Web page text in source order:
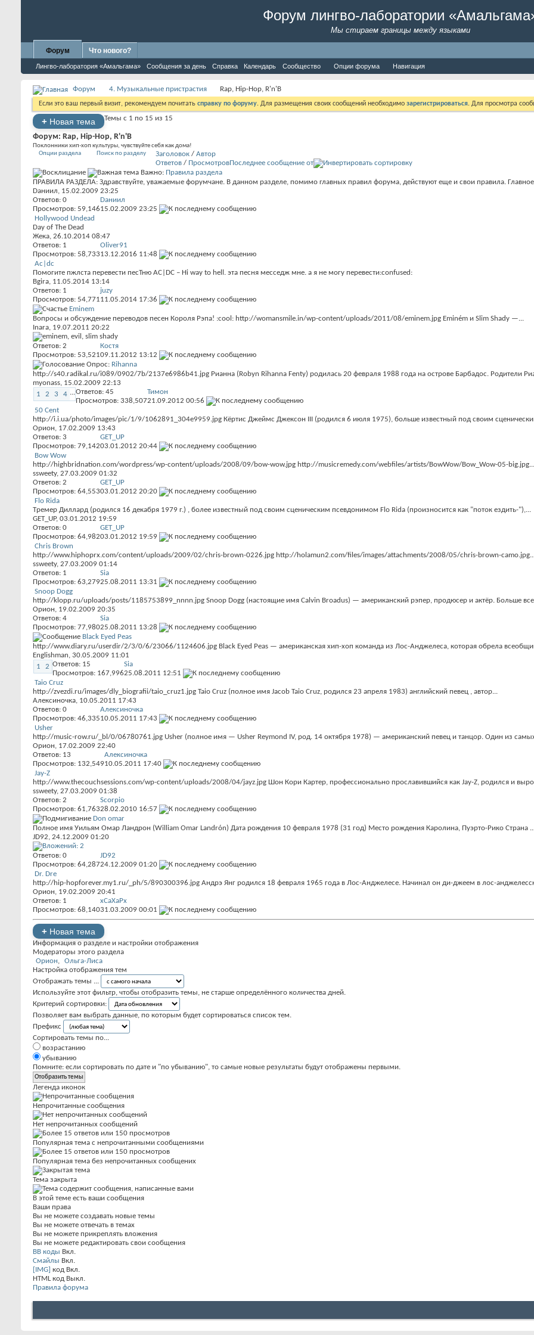
Форум лингво-лаборатории
Мы стираем границы между языками
Форум
Лингво-лаборатория «Амальгама» Сообщения за день Справка Календарь Сообщество Опции форума Навигация
Что нового?
Форум 4. Музыкальные пристрастия Rap, Hip-Hop, R'n'B
Если это ваш первый визит, рекомендуем почитать справку по форуму. Для размещения своих сообщений необходимо зарегистрироваться. Для просмотра
+ Новая тема Темы с 1 по 15 из 15
Форум: Rap, Hip-Hop, R'n'B
Поклонники хип-хоп культуры, чувствуйте себя как дома!
Опции раздела
Поиск по разделу Заголовок / Автор
Ответов / ПросмотровПоследнее сообщение от
Важно: Правила раздела
ПРАВИЛА РАЗДЕЛА: Здравствуйте, уважаемые форумчане. В данном разделе, помимо главных правил форума, действуют еще и свои правила.
Dаниил, 15.02.2009 23:25
Ответов: 0
Просмотров: 59,146
Dаниил
15.02.2009 23:25
Hollywood Undead
Day of The Dead
Жека, 26.10.2014 08:47
Ответов: 1
Просмотров: 58,733
Oliver91
13.12.2016 11:48
Ac|dc
Помогите пжлста перевести песТню AC|DC – Hi way to hell. эта песня месседж мне. а я не могу перевести:confused:
Bgira, 11.05.2014 13:14
Ответов: 1
Просмотров: 54,771
juzy
11.05.2014 17:36
Eminem
Вопросы и обсуждение переводов песен Короля Рэпа! :cool: http://womansmile.in/wp-content/uploads/2011/08/eminem.jpg Eminém и Slim Shady —...
Inara, 19.07.2011 20:22
Ответов: 2
Просмотров: 53,521
Костя
09.11.2012 13:12
Опрос: Rihanna
http://s40.radikal.ru/i089/0902/7b/2137e6986b41.jpg Рианна (Robyn Rihanna Fenty) родилась 20 февраля 1988 года на острове Барбадос. Родители
myonass, 15.02.2009 22:13
1
2 3 ...
4 Ответов: 45
Просмотров: 338,507
Тимон
21.09.2012 00:56
50 Cent
http://i.i.ua/photo/images/pic/1/9/1062891_304e9959.jpg Кёртис Джеймс Джексон III (родился 6 июля 1975), больше известный под своим
Орион, 17.02.2009 13:43
Ответов: 3
Просмотров: 79,142
GET_UP
03.01.2012 20:44
Bow Wow
http://highbridnation.com/wordpress/wp-content/uploads/2008/09/bow-wow.jpg http://musicremedy.com/webfiles/artists/BowWow/Bow_Wow-05-big.jpg...
ssweety, 27.03.2009 01:32
Ответов: 2
Просмотров: 64,553
GET_UP
03.01.2012 20:20
Flo Rida
Tремер Диллард (родился 16 декабря 1979 г.) , более известный под своим сценическим псевдонимом Flo Rida (произносится как "поток ездить-"),...
GET_UP, 03.01.2012 19:59
Ответов: 0
Просмотров: 64,982
GET_UP
03.01.2012 19:59
Chris Brown
http://www.hiphoprx.com/content/uploads/2009/02/chris-brown-0226.jpg http://holamun2.com/files/images/attachments/2008/05/chris-brown-
ssweety, 27.03.2009 01:14
Ответов: 1
Просмотров: 63,279
Sia
25.08.2011 13:31
Snoop Dogg
http://klopp.ru/uploads/posts/1185753899_nnnn.jpg Snoop Dogg (настоящие имя Calvin Broadus) — американский рэпер, продюсер и актёр. Больше
Орион, 19.02.2009 20:35
Ответов: 4
Просмотров: 77,980
Sia
25.08.2011 13:28
Black Eyed Peas
http://www.diary.ru/userdir/2/3/0/6/23066/1124606.jpg Black Eyed Peas — американская хип-хоп команда из Лос-Анджелеса, которая обрела
Englishman, 30.05.2009 11:01
1
2 Ответов: 15
Просмотров: 167,996
Sia
25.08.2011 12:51
Taio Cruz
http://zvezdi.ru/images/dly_biografii/taio_cruz1.jpg Taio Cruz (полное имя Jacob Taio Cruz, родился 23 апреля 1983) английский певец , автор...
Алексиночка, 10.05.2011 17:43
Ответов: 0
Просмотров: 46,335
Алексиночка
10.05.2011 17:43
Usher
http://music-row.ru/_bl/0/06780761.jpg Usher (полное имя — Usher Reymond IV, род. 14 октября 1978) — американский певец и танцор. Один из
Орион, 17.02.2009 22:40
Ответов: 13
Просмотров: 132,549
Алексиночка
10.05.2011 17:40
Jay-Z
http://www.thecouchsessions.com/wp-content/uploads/2008/04/jayz.jpg Шон Кори Картер, профессионально прославившийся как Jay-Z, родился и
ssweety, 27.03.2009 01:38
Ответов: 2
Просмотров: 61,763
Scorpio
28.02.2010 16:57
Don omar
Полное имя Уильям Омар Ландрон (William Omar Landrón) Дата рождения 10 февраля 1978 (31 год) Место рождения Каролина, Пуэрто-Рико Страна
JD92, 24.12.2009 01:20
Ответов: 0
Просмотров: 64,287
JD92
24.12.2009 01:20
Dr. Dre
http://hip-hopforever.my1.ru/_ph/5/890300396.jpg Андрэ Янг родился 18 февраля 1965 года в Лос-Анджелесе. Начинал он ди-джеем в лос-
Орион, 19.02.2009 20:41
Ответов: 1
Просмотров: 68,140
xCaXaPx
31.03.2009 00:01
+ Новая тема
Информация о разделе и настройки отображения
Модераторы этого раздела
Орион
Ольга-Лиса
Настройка отображения тем
Отображать темы ...
Используйте этот фильтр, чтобы отобразить темы, не старше определённого количества дней.
Критерий сортировки:
Позволяет вам выбрать данные, по которым будет сортироваться список тем.
Префикс
Сортировать темы по...
возрастанию
убыванию
Помните: если сортировать по дате и "по убыванию", то самые новые результаты будут отображены первыми.
Легенда иконок
Непрочитанные сообщения
Нет непрочитанных сообщений
Популярная тема с непрочитанными сообщениями
Популярная тема без непрочитанных сообщених
Тема закрыта
В этой теме есть ваши сообщения
Ваши права
Вы не можете создавать новые темы
Вы не можете отвечать в темах
Вы не можете прикреплять вложения
Вы не можете редактировать свои сообщения
BB коды Вкл.
Смайлы Вкл.
[IMG] код Вкл.
HTML код Выкл.
Правила форума